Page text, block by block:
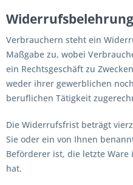
Widerrufsbelehrung
Verbrauchern steht ein
Maßgabe zu, wobei
ein Rechtsgeschäft zu
weder ihrer gewerblichen
beruflichen Tätigkeit
Die Widerrufsfrist beträgt
Sie oder ein von Ihnen
Beförderer ist, die letzte Ware
hat.